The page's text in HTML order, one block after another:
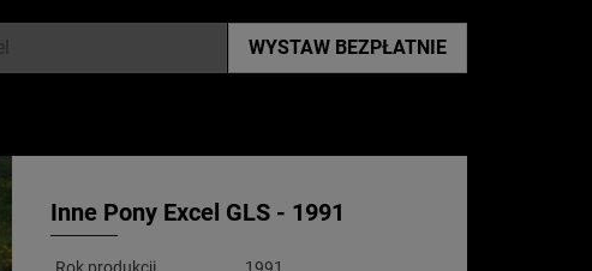
WYSTAW BEZPŁATNIE
Inne Pony Excel GLS - 1991